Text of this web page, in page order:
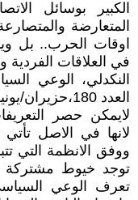
الكبير بوسائل
المتعارضة
اوقات الحرب.. بل
في العلاقات الفردية
النكدلي، الوعي
العدد 180،حزيران/يونيو 1996).
لايمكن حصر
لانها في الاصل
ووفق الانظمة التي
توجد خيوط مشتركة
تعرف الوعي